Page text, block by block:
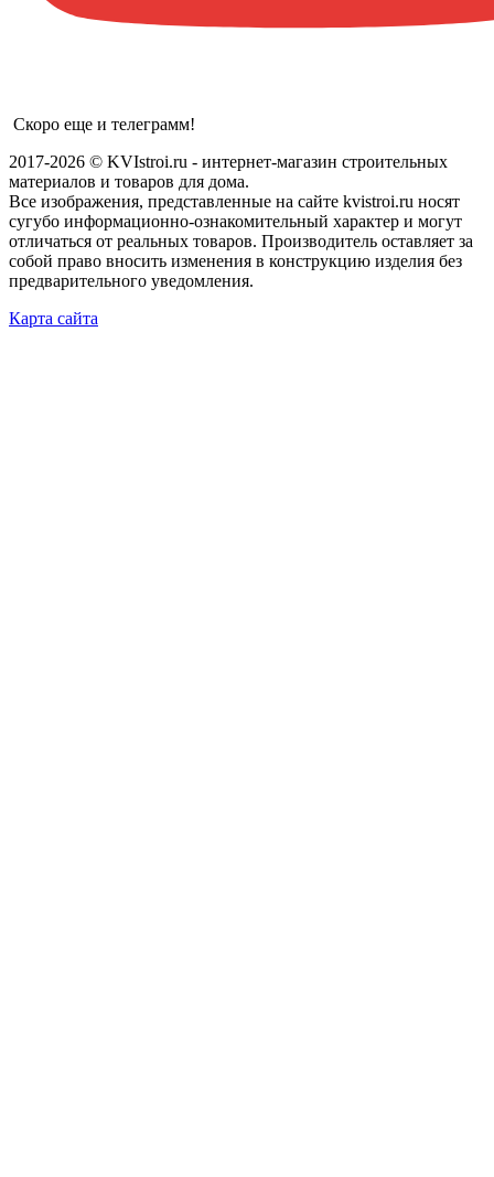
Скоро еще и телеграмм!
2017-2026 © KVIstroi.ru - интернет-магазин строительных
материалов и товаров для дома.
Все изображения, представленные на сайте kvistroi.ru носят
сугубо информационно-ознакомительный характер и могут
отличаться от реальных товаров. Производитель оставляет за
собой право вносить изменения в конструкцию изделия без
предварительного уведомления.
Карта сайта